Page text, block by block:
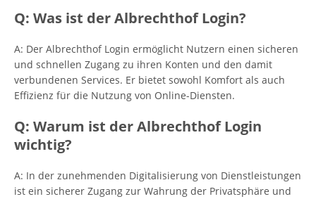
Q: Was ist der Albrechthof Login?
A: Der Albrechthof Login ermöglicht Nutzern einen sicheren
und schnellen Zugang zu ihren Konten und den damit
verbundenen Services. Er bietet sowohl Komfort als auch
Effizienz für die Nutzung von Online-Diensten.
Q: Warum ist der Albrechthof Login
wichtig?
A: In der zunehmenden Digitalisierung von Dienstleistungen
ist ein sicherer Zugang zur Wahrung der Privatsphäre und